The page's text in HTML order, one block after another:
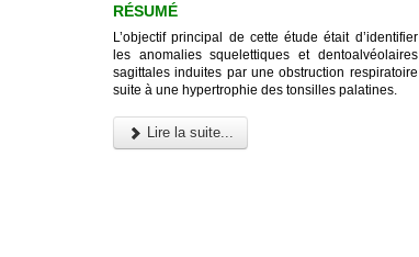
RÉSUMÉ
L’objectif principal de cette étude était d’identifier
les anomalies squelettiques et dentoalvéolaires
sagittales induites par une obstruction respiratoire
suite à une hypertrophie des tonsilles palatines.
Lire la suite...